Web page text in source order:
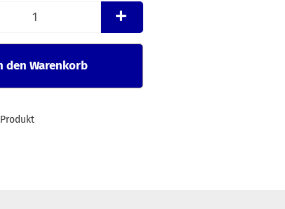
den Warenkorb